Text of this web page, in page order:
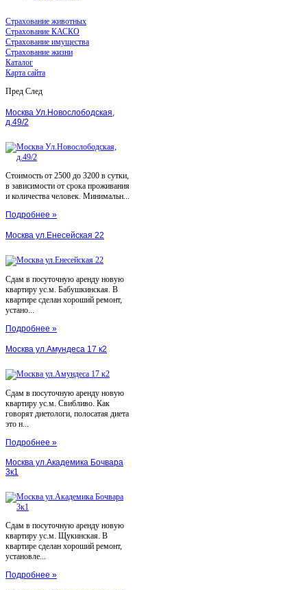
Страхование животных
Страхование КАСКО
Страхование имущества
Страхование жизни
Каталог
Карта сайта
Пред След
Москва Ул.Новослободская,
д.49/2
Стоимость от 2500 до 3200 в сутки,
в зависимости от срока проживания
и количества человек. Минимальн...
Подробнее »
Москва ул.Енесейская 22
Сдам в посуточную аренду новую
квартиру ус.м. Бабушкинская. В
квартире сделан хороший ремонт,
устано...
Подробнее »
Москва ул.Амундеса 17 к2
Сдам в посуточную аренду новую
квартиру ус.м. Свибливо. Как
говорят диетологи, полосатая диета
это н...
Подробнее »
Москва ул.Академика Бочвара
3к1
Сдам в посуточную аренду новую
квартиру ус.м. Щукинская. В
квартире сделан хороший ремонт,
установле...
Подробнее »